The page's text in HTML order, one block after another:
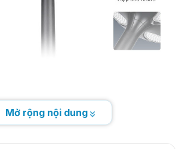
Mở rộng nội dung